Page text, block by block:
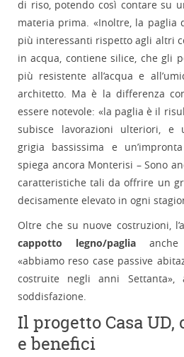
di riso, potendo così contare su
materia prima. «Inoltre, la paglia
più interessanti rispetto agli altri
in acqua, contiene silice, che gli
più resistente all’acqua e
architetto. Ma è la differenza
essere notevole: «la paglia è il
subisce lavorazioni ulteriori, e
grigia bassissima e
spiega ancora Monterisi – Sono
caratteristiche tali da offrire un
decisamente elevato in ogni
Oltre che su nuove costruzioni,
cappotto legno/paglia
«abbiamo reso case passive
costruite negli anni Settanta»,
soddisfazione.
Il progetto Casa
e benefici